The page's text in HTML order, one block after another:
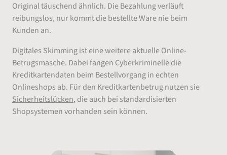
Original täuschend ähnlich. Die Bezahlung verläuft
reibungslos, nur kommt die bestellte Ware nie beim
Kunden an.
Digitales Skimming ist eine weitere aktuelle Online-
Betrugsmasche. Dabei fangen Cyberkriminelle die
Kreditkartendaten beim Bestellvorgang in echten
Onlineshops ab. Für den Kreditkartenbetrug nutzen sie
Sicherheitslücken, die auch bei standardisierten
Shopsystemen vorhanden sein können.